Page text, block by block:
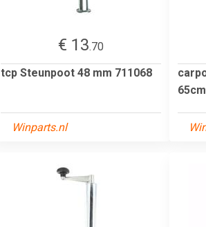
€ 13.70
tcp Steunpoot 48 mm 711068
Winparts.nl